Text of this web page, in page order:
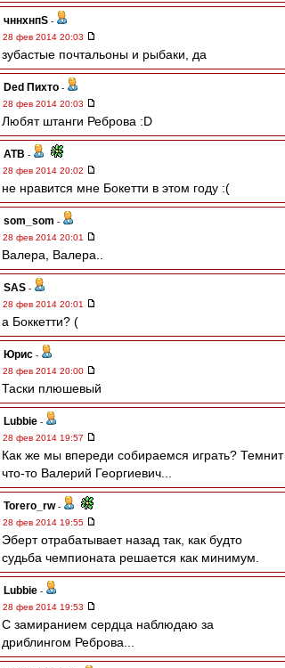
чннхнпS -
28 фев 2014 20:03
зубастые почтальоны и рыбаки, да
Ded Пихто -
28 фев 2014 20:03
Любят штанги Реброва :D
ATB -
28 фев 2014 20:02
не нравится мне Бокетти в этом году :(
som_som -
28 фев 2014 20:01
Валера, Валера..
SAS -
28 фев 2014 20:01
а Боккетти? (
Юрис -
28 фев 2014 20:00
Таски плюшевый
Lubbie -
28 фев 2014 19:57
Как же мы впереди собираемся играть? Темнит
что-то Валерий Георгиевич...
Torero_rw-
28 фев 2014 19:55
Эберт отрабатывает назад так, как будто
судьба чемпионата решается как минимум.
Lubbie -
28 фев 2014 19:53
С замиранием сердца наблюдаю за
дриблингом Реброва...